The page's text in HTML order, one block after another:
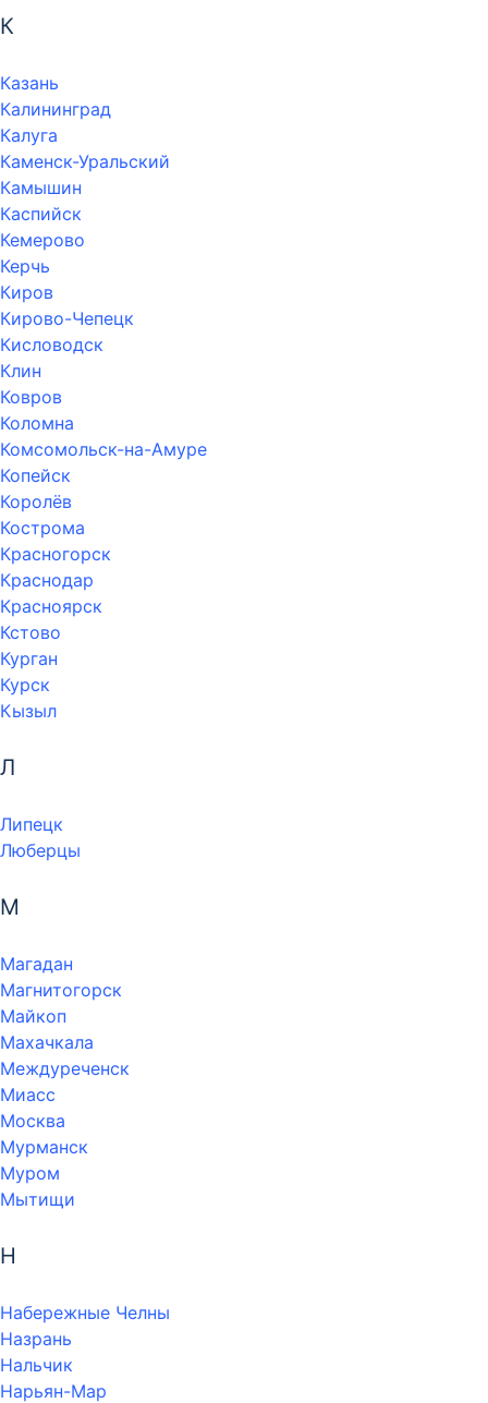
К
Казань
Калининград
Калуга
Каменск-Уральский
Камышин
Каспийск
Кемерово
Керчь
Киров
Кирово-Чепецк
Кисловодск
Клин
Ковров
Коломна
Комсомольск-на-Амуре
Копейск
Королёв
Кострома
Красногорск
Краснодар
Красноярск
Кстово
Курган
Курск
Кызыл
Л
Липецк
Люберцы
М
Магадан
Магнитогорск
Майкоп
Махачкала
Междуреченск
Миасс
Москва
Мурманск
Муром
Мытищи
Н
Набережные Челны
Назрань
Нальчик
Нарьян-Мар